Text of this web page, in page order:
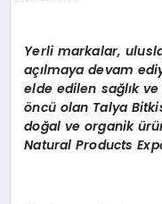
SPOR
YAŞAM
Yerli markalar,
açılmaya devam
elde edilen sağlık
öncü olan Talya
doğal ve organik
Natural Products